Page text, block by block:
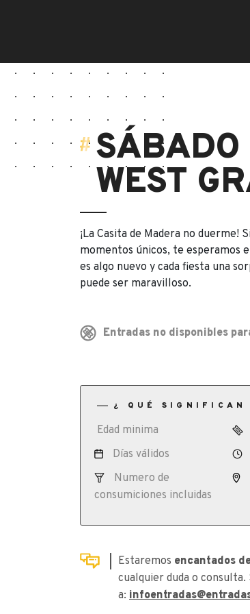
SÁBADO
WEST
¡La Casita de Madera no duerme!
momentos únicos, te esperamos
es algo nuevo y cada fiesta una
puede ser maravilloso.
Entradas no disponibles
¿ QUÉ SIGNIFICAN
Edad minima
Días válidos
Numero de
consumiciones incluidas
Estaremos encantados
cualquier duda o
a: